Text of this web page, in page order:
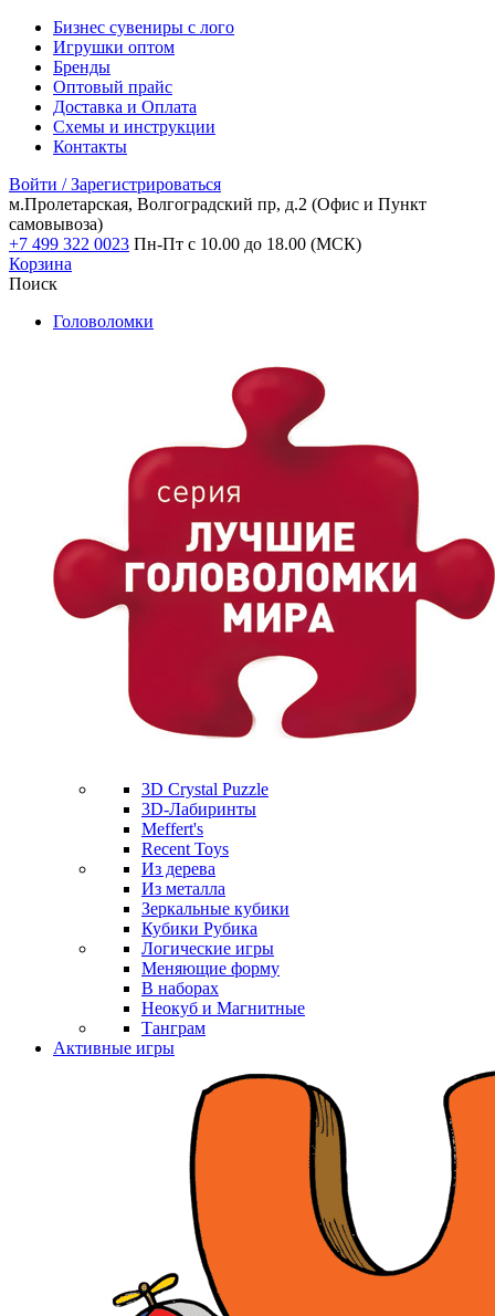
Бизнес сувениры с лого
Игрушки оптом
Бренды
Оптовый прайс
Доставка и Оплата
Схемы и инструкции
Контакты
Войти / Зарегистрироваться
м.Пролетарская, Волгоградский пр, д.2 (Офис и Пункт
самовывоза)
+7 499 322 0023 Пн-Пт с 10.00 до 18.00 (МСК)
Корзина
Поиск
Головоломки
3D Crystal Puzzle
3D-Лабиринты
Meffert's
Recent Toys
Из дерева
Из металла
Зеркальные кубики
Кубики Рубика
Логические игры
Меняющие форму
В наборах
Неокуб и Магнитные
Танграм
Активные игры